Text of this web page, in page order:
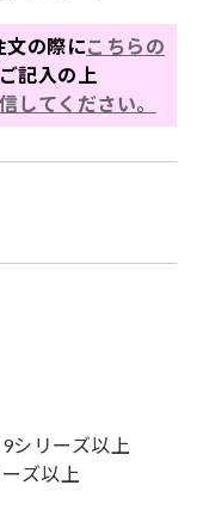
文の際にこちらの
記入の上
してください。
シリーズ以上
ズ以上